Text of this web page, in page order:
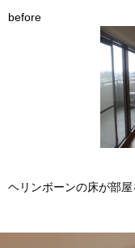
before
ヘリンボーンの床が部